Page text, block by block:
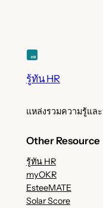
รู้ทัน HR
แหล่งรวมความรู้แล
Other Resource
รู้ทัน HR
myOKR
EsteeMATE
Solar Score